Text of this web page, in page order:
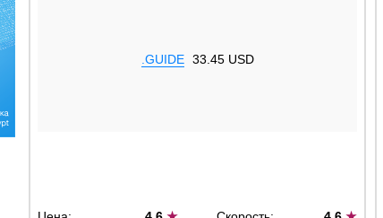
.GUIDE 33.45 USD